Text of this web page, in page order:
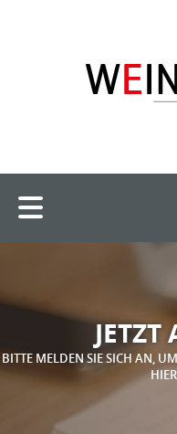
BITTE MELDEN SIE SICH AN,